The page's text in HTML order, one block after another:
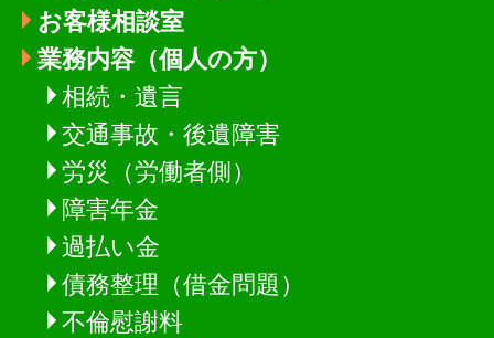
お客様相談室
業務内容（個人の方）
相続・遺言
交通事故・後遺障害
労災（労働者側）
障害年金
過払い金
債務整理（借金問題）
不倫慰謝料